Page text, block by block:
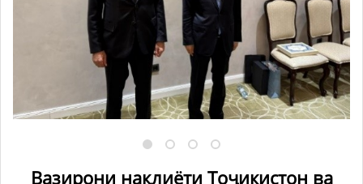
Вазирони нақлиёти Тоҷикистон ва